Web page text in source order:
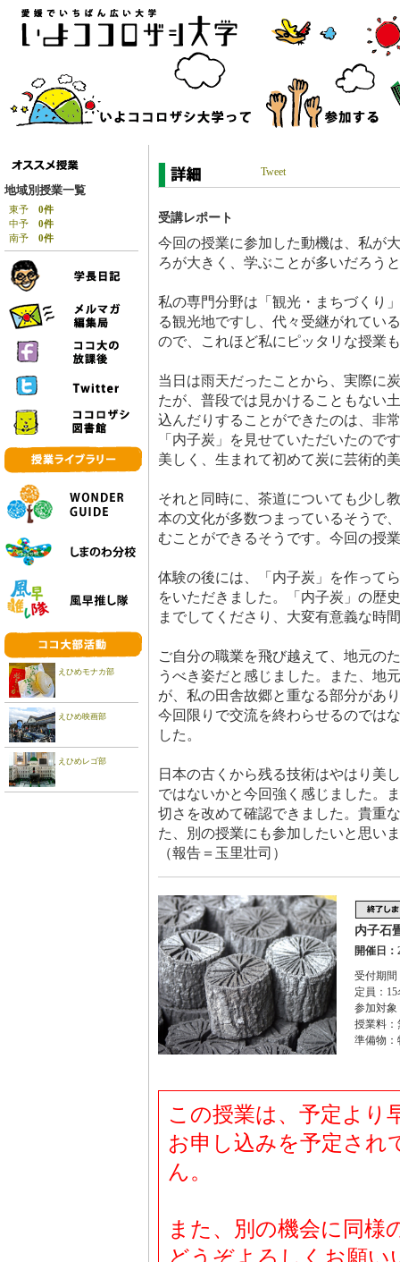
地域別授業一覧
東予 0件
中予 0件
南予 0件
えひめモナカ部
えひめ映画部
えひめレゴ部
Tweet
受講レポート
今回の授業に参加した動機は、私が
ろが大きく、学ぶことが多いだろう
私の専門分野は「観光・まちづくり
る観光地ですし、代々受継がれてい
ので、これほど私にピッタリな授業
当日は雨天だったことから、実際に
たが、普段では見かけることもない
込んだりすることができたのは、非
「内子炭」を見せていただいたので
美しく、生まれて初めて炭に芸術的
それと同時に、茶道についても少し
本の文化が多数つまっているそうで
むことができるそうです。今回の授
体験の後には、「内子炭」を作って
をいただきました。「内子炭」の歴
までしてくださり、大変有意義な時
ご自分の職業を飛び越えて、地元の
うべき姿だと感じました。また、地
が、私の田舎故郷と重なる部分があ
今回限りで交流を終わらせるのでは
した。
日本の古くから残る技術はやはり美
ではないかと今回強く感じました。
切さを改めて確認できました。貴重
た、別の授業にも参加したいと思い
（報告＝玉里壮司）
内子石
開催日：
受付期
定員：15
参加対象
授業料
準備物：
この授業は、予定より
お申し込みを予定され
ん。
また、別の機会に同様